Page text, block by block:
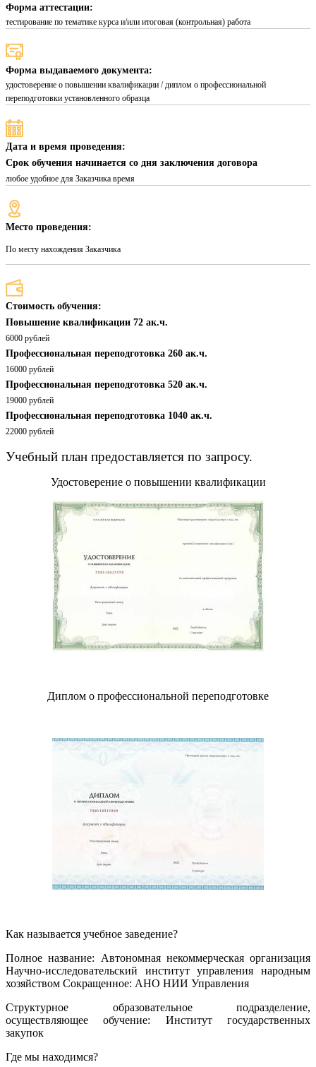
Форма аттестации:
тестирование по тематике курса и/или итоговая (контрольная) работа
Форма выдаваемого документа:
удостоверение о повышении квалификации / диплом о профессиональной
переподготовки установленного образца
Дата и время проведения:
Срок обучения начинается со дня заключения договора
любое удобное для Заказчика время
Место проведения:
По месту нахождения Заказчика
Стоимость обучения:
Повышение квалификации 72 ак.ч.
6000 рублей
Профессиональная переподготовка 260 ак.ч.
16000 рублей
Профессиональная переподготовка 520 ак.ч.
19000 рублей
Профессиональная переподготовка 1040 ак.ч.
22000 рублей
Учебный план предоставляется по запросу.
Удостоверение о повышении квалификации
Диплом о профессиональной переподготовке
Как называется учебное заведение?
Полное название: Автономная некоммерческая организация
Научно-исследовательский институт управления народным
хозяйством Сокращенное: АНО НИИ Управления
Структурное образовательное подразделение,
осуществляющее обучение: Институт государственных
закупок
Где мы находимся?